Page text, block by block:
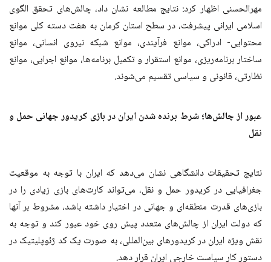
مهرالحسنی اظهار کرد: نتایج مطالعه نشان داد، چالش‌های تحقق الگوی
اسلامی ایرانی پیشرفت، در سطح استان کرمان به هفت دسته کلی موانع
محتوایی- ادراکی، موانع فرآیندی، موانع شبکه نیروی انسانی، موانع
ساختار برنامه‌ریزی، موانع استقرار و تکمیل برنامه‌ها، موانع اجرایی، موانع
نظارتی، قانونی و سیاسی تقسیم می‌شوند.
عبور از چالش‌ها؛ شرط برنده شدن ایران در بازی کریدور جهانی حمل و
نقل
نتایج تحقیقات دانشگاهی نشان می‌دهد که ایران با توجه به موقعیت
جغرافیایی در کریدور حمل و نقل، می‌تواند کارت‌های بازی زیادی را در
بازی‌های قدرت منطقه‌ای و جهانی در اختیار داشته باشد، مشروط بر آنها
که دولت ایران از چالش‌های متعدد پیش روی خود عبور کند و توجه به
نقش ویژه ایران در کریدورهای بین‌المللی، به صورت یک کد ژئوپلیتیک در
دستور کار سیاست خارجی ایران قرار دهد.